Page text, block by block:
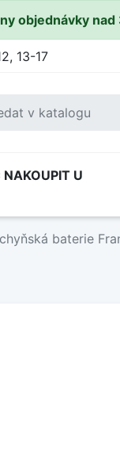
objednávky nad
13-17
NAKOUPIT U
baterie